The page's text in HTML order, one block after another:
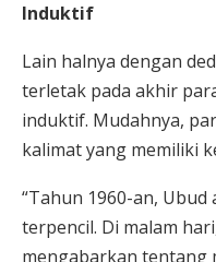
Induktif
Lain halnya dengan
terletak pada akhir
induktif. Mudahnya,
kalimat yang memiliki
“Tahun 1960-an, Ubud
terpencil. Di malam
mengabarkan tentang